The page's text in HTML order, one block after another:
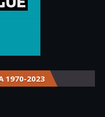
1970-2023